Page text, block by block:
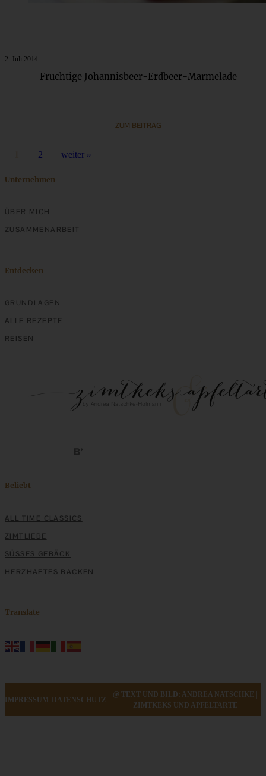
2. Juli 2014
ZUM BEITRAG
Fruchtige Johannisbeer-Erdbeer-Marmelade
2 weiter »
Unternehmen
ÜBER MICH
ZUSAMMENARBEIT
Entdecken
GRUNDLAGEN
ALLE REZEPTE
REISEN
Beliebt
ALL TIME CLASSICS
ZIMTLIEBE
SÜSSES GEBÄCK
HERZHAFTES BACKEN
Translate
IMPRESSUM DATENSCHUTZ
@ TEXT UND BILD: ANDREA NATSCHKE |
ZIMTKEKS UND APFELTARTE